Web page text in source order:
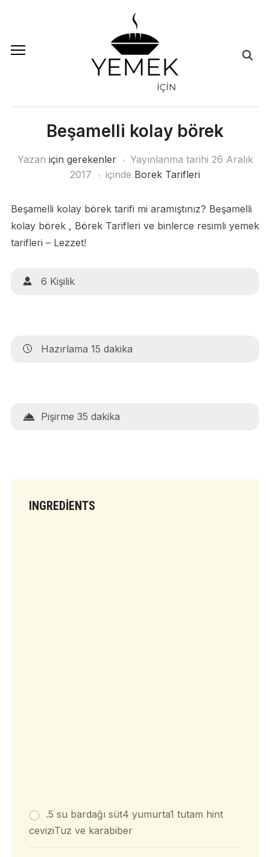
Beşamelli kolay börek
Yazan için gerekenler Yayınlanma tarihi 26 Aralık
2017
içinde Borek Tarifleri
Beşamelli kolay börek tarifi mi aramıştınız? Beşamelli
kolay börek , Börek Tarifleri ve binlerce resimli yemek
tarifleri – Lezzet!
6 Kişilik
Hazırlama 15 dakika
Pişirme 35 dakika
INGREDIENTS
.5 su bardağı süt4 yumurta1 tutam hint
ceviziTuz ve karabiber